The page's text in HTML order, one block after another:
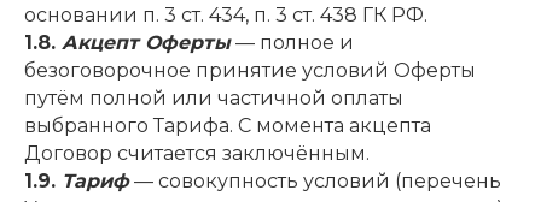
основании п. 3 ст. 434, п. 3 ст. 438 ГК РФ.
1.8. Акцепт Оферты— полное и
безоговорочное принятие условий Оферты
путём полной или частичной оплаты
выбранного Тарифа. С момента акцепта
Договор считается заключённым.
1.9. Тариф— совокупность условий (перечень